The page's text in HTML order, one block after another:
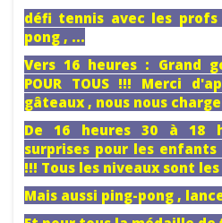
défi tennis avec les
pong , ...
Vers 16 heures : Grand
POUR TOUS !!! Merci
gâteaux , nous nous
De 16 heures 30 à 18
surprises pour les
!!! Tous les niveaux sont
Mais aussi ping-pong ,